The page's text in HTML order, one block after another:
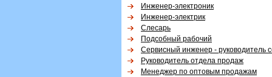
Инженер-электроник
Инженер-электрик
Слесарь
Подсобный рабочий
Сервисный инженер - руководитель
Руководитель отдела продаж
Менеджер по оптовым продажам